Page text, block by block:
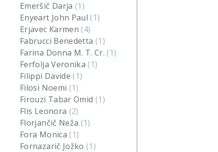
Emeršič Darja(1)
Enyeart John Paul(1)
Erjavec Karmen(4)
Fabrucci Benedetta (1)
Farina Donna M. T. Cr.(1)
Ferfolja Veronika(1)
Filippi Davide(1)
Filosi Noemi (1)
Firouzi Tabar Omid (1)
Flis Leonora (2)
Florjančič Neža (1)
Fora Monica(1)
Fornazarič Jožko(1)